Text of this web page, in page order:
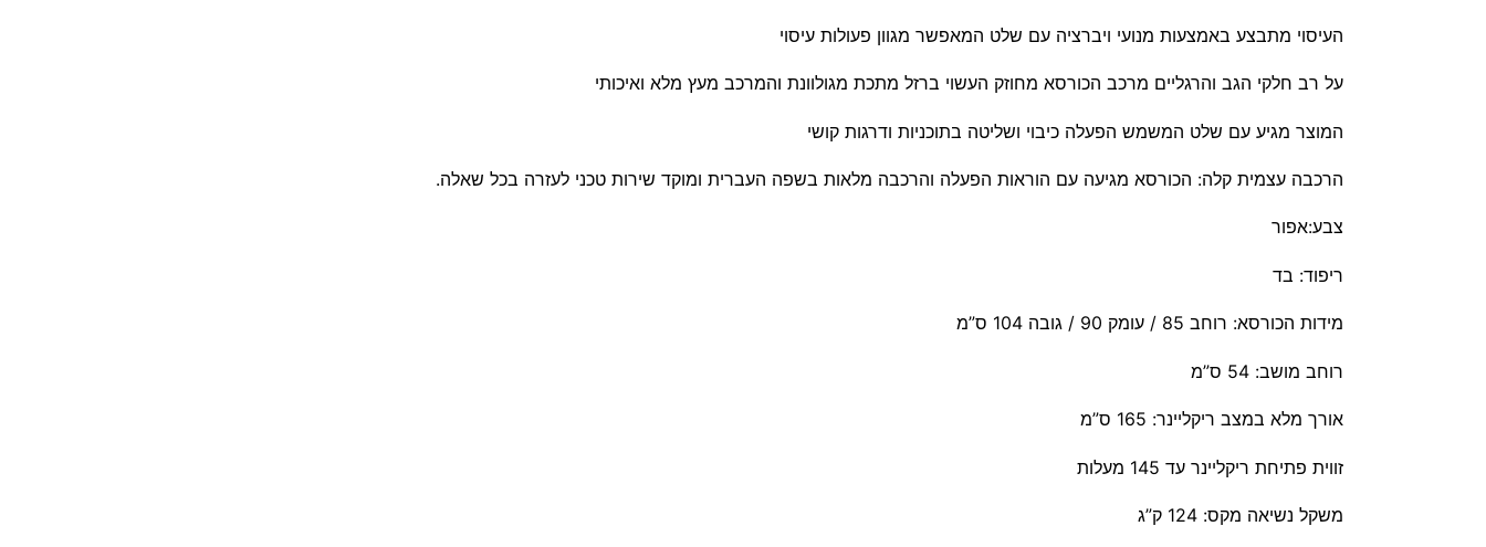
העיסוי מתבצע באמצעות מנועי ויברציה עם שלט המאפשר מגוון פעולות עיסוי
על רב חלקי הגב והרגליים מרכב הכורסא מחוזק העשוי ברזל מתכת מגולוונת והמרכב מעץ מלא ואיכותי
המוצר מגיע עם שלט המשמש הפעלה כיבוי ושליטה בתוכניות ודרגות קושי
הרכבה עצמית קלה: הכורסא מגיעה עם הוראות הפעלה והרכבה מלאות בשפה העברית ומוקד שירות טכני לעזרה בכל שאלה.
צבע:אפור
ריפוד: בד
מידות הכורסא: רוחב 85 / עומק 90 / גובה 104 ס”מ
רוחב מושב: 54 ס”מ
אורך מלא במצב ריקליינר: 165 ס”מ
זווית פתיחת ריקליינר עד 145 מעלות
משקל נשיאה מקס: 124 ק”ג